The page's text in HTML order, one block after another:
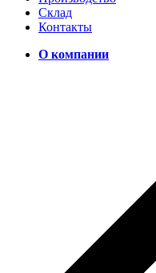
Склад
Контакты
О компании